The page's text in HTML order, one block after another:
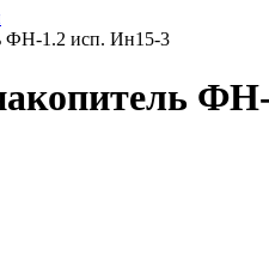
ФН-1.2 исп. Ин15-3